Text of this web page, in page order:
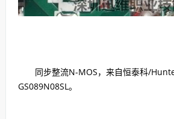
同步整流N-MOS，来自恒泰科/
GS089N08SL。